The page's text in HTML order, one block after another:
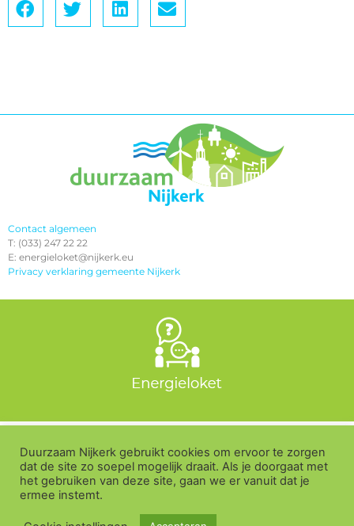
Contact algemeen
T: (033) 247 22 22
E: energieloket@nijkerk.eu
Privacy verklaring gemeente Nijkerk
Duurzaam Nijkerk gebruikt cookies om ervoor te zorgen
dat de site zo soepel mogelijk draait. Als je doorgaat met
het gebruiken van deze site, gaan we er vanuit dat je
ermee instemt.